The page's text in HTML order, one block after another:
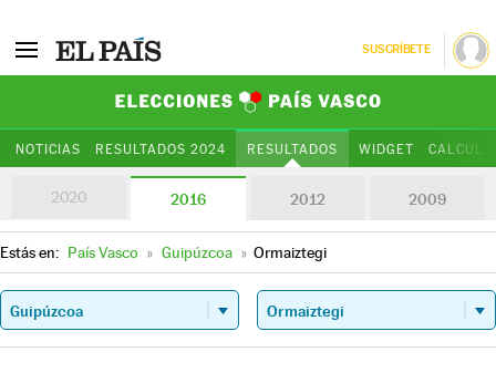
SUSCRÍBETE
NOTICIAS RESULTADOS 2024 RESULTADOS WIDGET
2020 2016 2012 2009
Estás en: País Vasco » Guipúzcoa » Ormaiztegi